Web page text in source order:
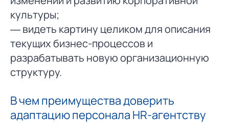
культуры;
— видеть картину целиком для описания
текущих бизнес-процессов и
разрабатывать новую организационную
структуру.
В чем преимущества доверить
адаптацию персонала HR-агентству